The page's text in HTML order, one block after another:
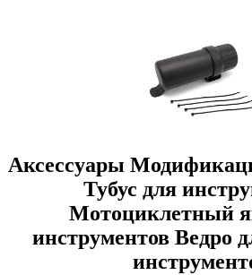
Аксессуары
Тубус для
Мотоциклетный
инструментов Ведро